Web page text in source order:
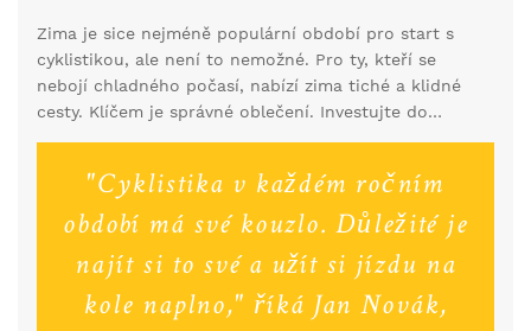
kouzelné vyjížďky. Deštivé dny naopak mohou být
dobrou příležitostí na trénink doma na rotopedu
nebo v tělocvičně.
Zima je sice nejméně populární období pro start s
cyklistikou, ale není to nemožné. Pro ty, kteří se
nebojí chladného počasí, nabízí zima tiché a klidné
cesty. Klíčem je správné oblečení. Investujte do
na kolo pneumatiky s dobrým vzorkem, které
zajišťují lepší přilnavost na zmrzlých površích.
"Cyklistika v každém ročním
období má své kouzlo. Důležité je
najít si to své a užít si jízdu na
kole naplno," říká Jan Novák,